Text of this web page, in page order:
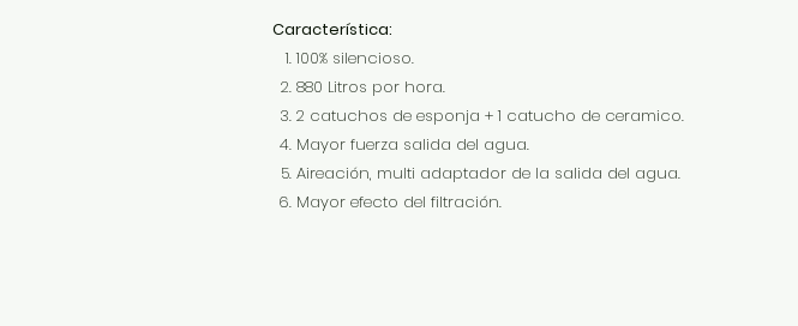
Característica:
100% silencioso.
880 Litros por hora.
2 catuchos de esponja + 1 catucho de ceramico.
Mayor fuerza salida del agua.
Aireación, multi adaptador de la salida del agua.
Mayor efecto del filtración.